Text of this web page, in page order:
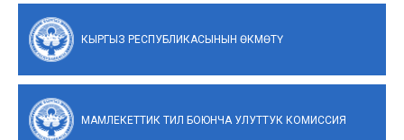
КЫРГЫЗ РЕСПУБЛИКАСЫНЫН ӨКМӨТҮ
МАМЛЕКЕТТИК ТИЛ БОЮНЧА УЛУТТУК КОМИССИЯ